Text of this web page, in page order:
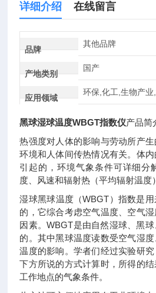
详细介绍 在线留言
品牌
其他品牌
产地类别
国产
应用领域
环保,化工,生物产业
黑球湿球温度WBGT指数仪产品简
热强度对人体的影响与劳动所产
环境和人体间传热情况有关。体
引起的，环境气象条件可详细分
度、风速和辐射热（平均辐射温度
湿球黑球温度（WBGT）指数是
的，它综合考虑空气温度、空气
因素。WBGT是由自然湿球、黑
的。其中黑球温度读数受空气湿
温度的影响。学者们经过实验研
下方所说的方式计算时，所得的
工作地点的气象条件。